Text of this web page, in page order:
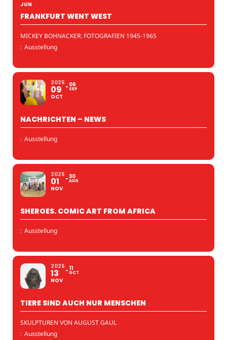
JUN
FRANKFURT WENT WEST
MICKEY BOHNACKER: FOTOGRAFIEN 1945-1965
: Ausstellung
2025
09
OCT
06
SEP
NACHRICHTEN – NEWS
: Ausstellung
2025
01
NOV
30
AUG
SHEROES. COMIC ART FROM AFRICA
: Ausstellung
2025
13
NOV
11
OCT
TIERE SIND AUCH NUR MENSCHEN
SKULPTUREN VON AUGUST GAUL
: Ausstellung